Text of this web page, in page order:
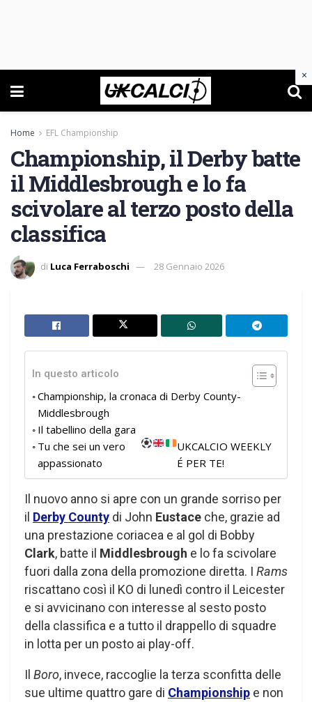
Home EFL Championship
Championship, il Derby batte
il Middlesbrough e lo fa
scivolare al terzo posto della
classifica
di Luca Ferraboschi 28 Gennaio 2026
In questo articolo
Championship, la cronaca di Derby County-
Middlesbrough
Il tabellino della gara
Tu che sei un vero
appassionato
UKCALCIO WEEKLY
É PER TE!
Il nuovo anno si apre con un grande sorriso per
il Derby County di John Eustace che, grazie ad
una prestazione coriacea e al gol di Bobby
Clark, batte il Middlesbrough e lo fa scivolare
fuori dalla zona della promozione diretta. I Rams
riscattano così il KO di lunedì contro il Leicester
e si avvicinano con interesse al sesto posto
della classifica e a tutto il drappello di squadre
in lotta per un posto ai play-off.
Il Boro, invece, raccoglie la terza sconfitta delle
sue ultime quattro gare di Championship e non
×